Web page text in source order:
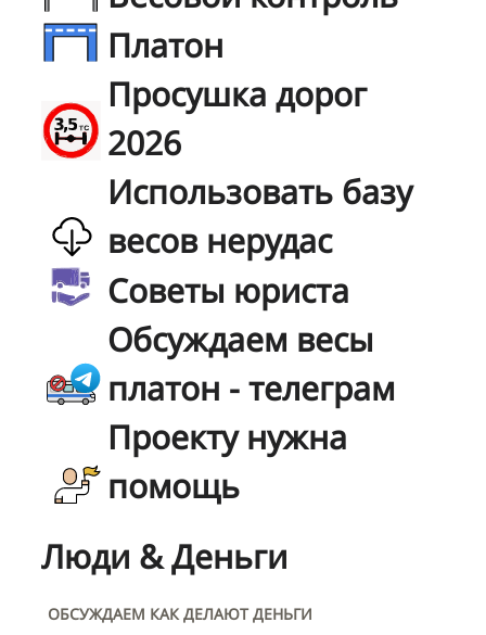
Платон
Просушка дорог
2026
Использовать базу
весов нерудас
Советы юриста
Обсуждаем весы
платон - телеграм
Проекту нужна
помощь
Люди & Деньги
ОБСУЖДАЕМ КАК ДЕЛАЮТ ДЕНЬГИ